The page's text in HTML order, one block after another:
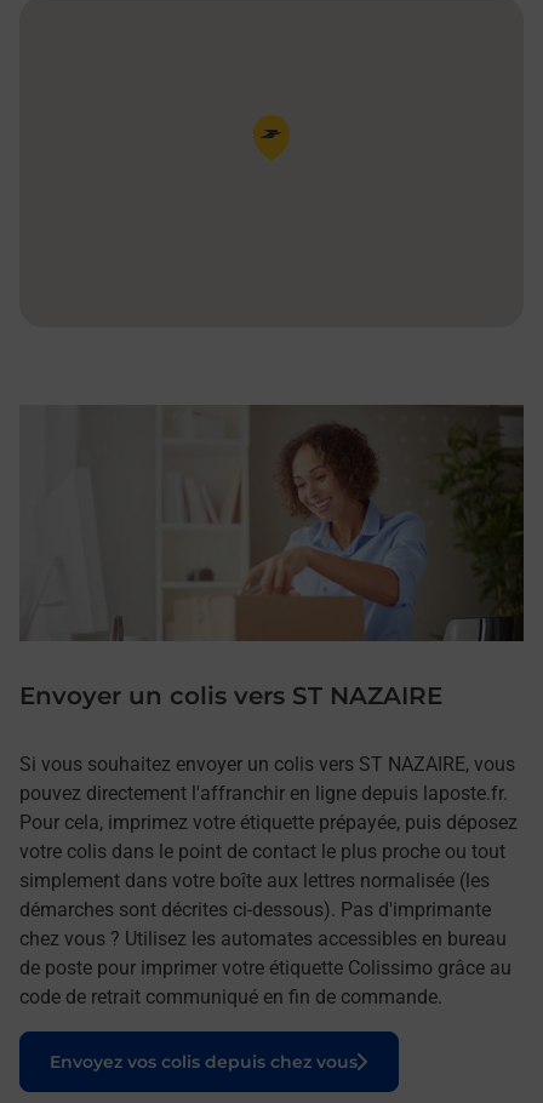
Pin de la carte
Envoyer un colis vers ST NAZAIRE
Si vous souhaitez envoyer un colis vers ST NAZAIRE, vous
pouvez directement l'affranchir en ligne depuis laposte.fr.
Pour cela, imprimez votre étiquette prépayée, puis déposez
votre colis dans le point de contact le plus proche ou tout
simplement dans votre boîte aux lettres normalisée (les
démarches sont décrites ci-dessous). Pas d'imprimante
chez vous ? Utilisez les automates accessibles en bureau
de poste pour imprimer votre étiquette Colissimo grâce au
code de retrait communiqué en fin de commande.
Envoyez vos colis depuis chez vous
Le lien s'ouvre dans un nouvel onglet